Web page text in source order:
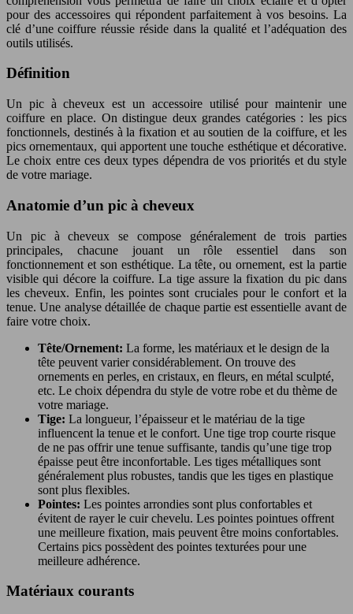
pour des accessoires qui répondent parfaitement à vos besoins. La
clé d’une coiffure réussie réside dans la qualité et l’adéquation des
outils utilisés.
Définition
Un pic à cheveux est un accessoire utilisé pour maintenir une
coiffure en place. On distingue deux grandes catégories : les pics
fonctionnels, destinés à la fixation et au soutien de la coiffure, et les
pics ornementaux, qui apportent une touche esthétique et décorative.
Le choix entre ces deux types dépendra de vos priorités et du style
de votre mariage.
Anatomie d’un pic à cheveux
Un pic à cheveux se compose généralement de trois parties
principales, chacune jouant un rôle essentiel dans son
fonctionnement et son esthétique. La tête, ou ornement, est la partie
visible qui décore la coiffure. La tige assure la fixation du pic dans
les cheveux. Enfin, les pointes sont cruciales pour le confort et la
tenue. Une analyse détaillée de chaque partie est essentielle avant de
faire votre choix.
Tête/Ornement: La forme, les matériaux et le design de la
tête peuvent varier considérablement. On trouve des
ornements en perles, en cristaux, en fleurs, en métal sculpté,
etc. Le choix dépendra du style de votre robe et du thème de
votre mariage.
Tige: La longueur, l’épaisseur et le matériau de la tige
influencent la tenue et le confort. Une tige trop courte risque
de ne pas offrir une tenue suffisante, tandis qu’une tige trop
épaisse peut être inconfortable. Les tiges métalliques sont
généralement plus robustes, tandis que les tiges en plastique
sont plus flexibles.
Pointes: Les pointes arrondies sont plus confortables et
évitent de rayer le cuir chevelu. Les pointes pointues offrent
une meilleure fixation, mais peuvent être moins confortables.
Certains pics possèdent des pointes texturées pour une
meilleure adhérence.
Matériaux courants